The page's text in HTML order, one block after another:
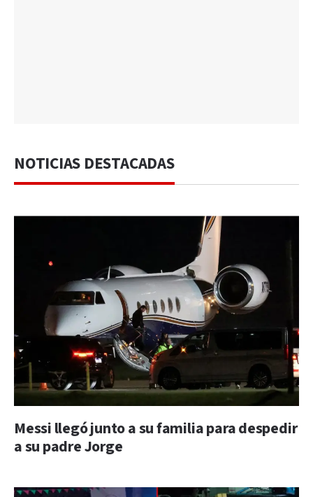
NOTICIAS DESTACADAS
Messi llegó junto a su familia para despedir
a su padre Jorge